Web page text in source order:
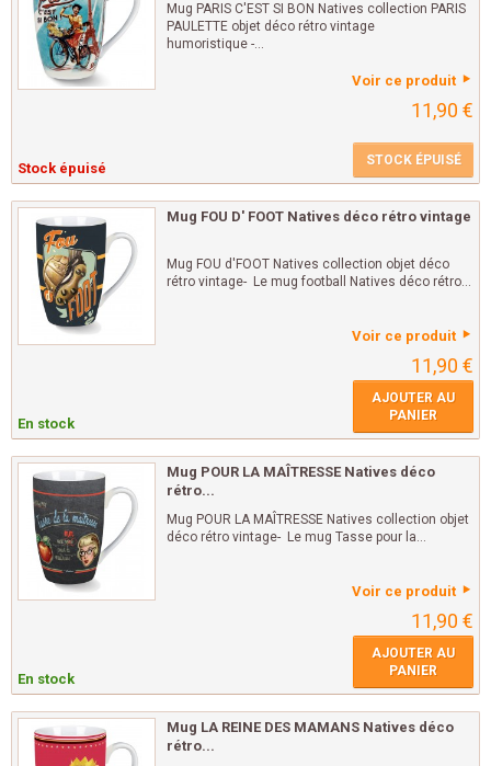
Mug PARIS C'EST SI BON Natives collection PARIS
PAULETTE objet déco rétro vintage
humoristique -...
Voir ce produit
11,90 €
Stock épuisé STOCK ÉPUISÉ
Mug FOU D' FOOT Natives déco rétro vintage
Mug FOU d'FOOT Natives collection objet déco
rétro vintage- Le mug football Natives déco rétro...
Voir ce produit
11,90 €
En stock
AJOUTER AU
PANIER
Mug POUR LA MAÎTRESSE Natives déco
rétro...
Mug POUR LA MAÎTRESSE Natives collection objet
déco rétro vintage- Le mug Tasse pour la...
Voir ce produit
11,90 €
En stock
AJOUTER AU
PANIER
Mug LA REINE DES MAMANS Natives déco
rétro...